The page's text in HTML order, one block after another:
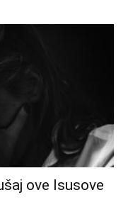
ove Isusove